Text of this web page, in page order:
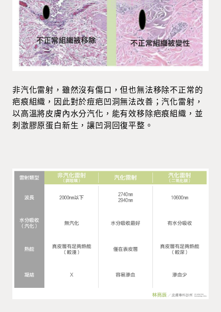
非汽化雷射，雖然沒有傷口，但也無法移除不正常的
疤痕組織，因此對於痘疤凹洞無法改善；汽化雷射，
以高溫將皮膚內水分汽化，能有效移除疤痕組織，並
刺激膠原蛋白新生，讓凹洞回復平整。